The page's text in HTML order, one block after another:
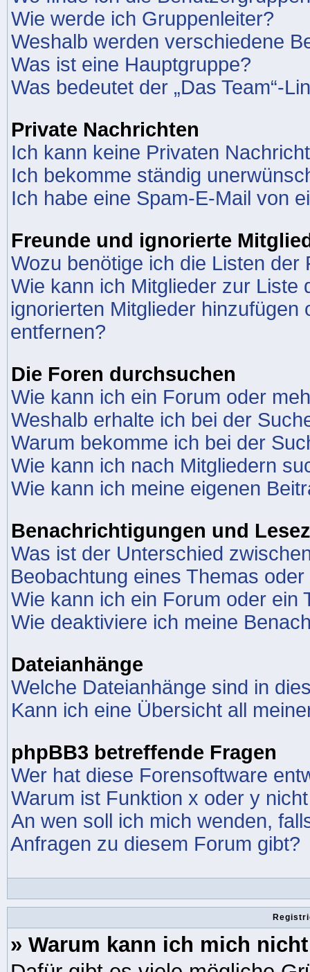
Wie werde ich Gruppenleiter?
Weshalb werden verschiedene
Was ist eine Hauptgruppe?
Was bedeutet der „Das Team“-
Private Nachrichten
Ich kann keine Privaten
Ich bekomme ständig
Ich habe eine Spam-E-Mail von
Freunde und ignorierte
Wozu benötige ich die Listen
Wie kann ich Mitglieder zur Liste
ignorierten Mitglieder
entfernen?
Die Foren durchsuchen
Wie kann ich ein Forum oder
Weshalb erhalte ich bei der
Warum bekomme ich bei der
Wie kann ich nach Mitgliedern
Wie kann ich meine eigenen
Benachrichtigungen und
Was ist der Unterschied
Beobachtung eines Themas
Wie kann ich ein Forum oder ein
Wie deaktiviere ich meine
Dateianhänge
Welche Dateianhänge sind in
Kann ich eine Übersicht all
phpBB3 betreffende Fragen
Wer hat diese Forensoftware
Warum ist Funktion x oder y
An wen soll ich mich wenden,
Anfragen zu diesem Forum gibt?
» Warum kann ich mich